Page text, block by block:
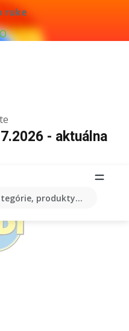
ruke
produkty...
- aktuálna